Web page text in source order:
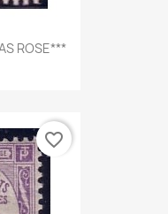
ROSE***
favorite_border